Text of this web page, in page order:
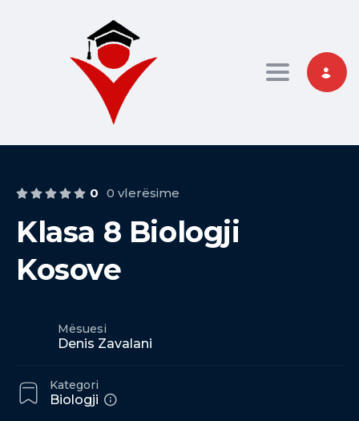
Toggle
0 0 vlerësime
Klasa 8 Biologji
Kosove
Mësuesi
Denis Zavalani
Kategori
Biologji